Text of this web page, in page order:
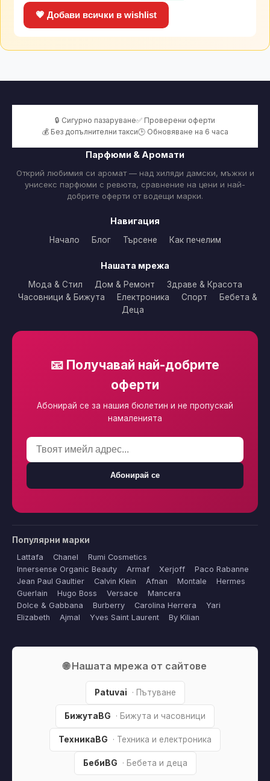
💗 Добави всички в wishlist
🔒 Сигурно пазаруване✅ Проверени оферти
💰 Без допълнителни такси🕒 Обновяване на 6 часа
Парфюми & Аромати
Открий любимия си аромат — над хиляди дамски, мъжки и
унисекс парфюми с ревюта, сравнение на цени и най-
добрите оферти от водещи марки.
Навигация
Начало Блог Търсене Как печелим
Нашата мрежа
Мода & Стил Дом & Ремонт
Здраве & Красота
Часовници & Бижута
Електроника Спорт
Бебета &
Деца
📧 Получавай най-добрите
оферти
Абонирай се за нашия бюлетин и не пропускай
намаленията
Абонирай се
Популярни марки
Lattafa Chanel
Rumi Cosmetics
Innersense Organic Beauty
Armaf Xerjoff
Paco Rabanne
Jean Paul Gaultier
Calvin Klein Afnan Montale
Hermes
Guerlain
Hugo Boss Versace
Mancera
Dolce & Gabbana
Burberry Carolina Herrera
Yari
Elizabeth
Ajmal Yves Saint Laurent By Kilian
🌐 Нашата мрежа от сайтове
Patuvai · Пътуване
БижутаBG · Бижута и часовници
ТехникаBG · Техника и електроника
БебиBG · Бебета и деца